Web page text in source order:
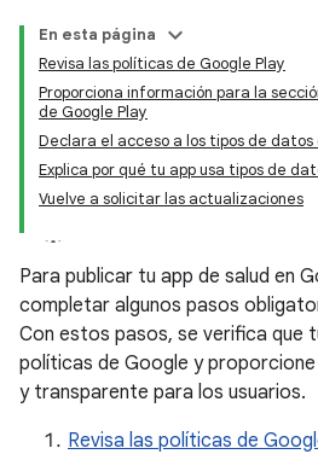
En esta página
Revisa las políticas de Google Play
Proporciona información para la
de Google Play
Declara el acceso a los tipos de
Explica por qué tu app usa tipos de
Vuelve a solicitar las actualizaciones
Para publicar tu app de salud en
completar algunos pasos
Con estos pasos, se verifica que
políticas de Google y proporcione
y transparente para los usuarios.
Revisa las políticas de